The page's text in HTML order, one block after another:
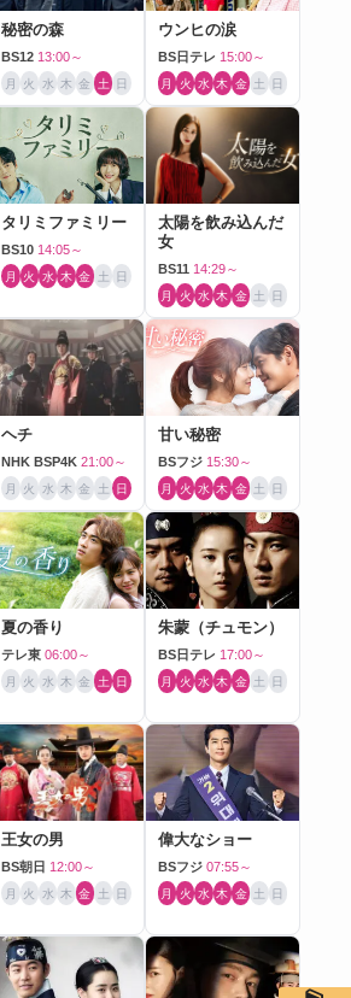
秘密の森
BS12 13:00～
月 火 水 木 金 土 日
ウンヒの涙
BS日テレ 15:00～
月 火 水 木 金 土 日
タリミファミリー
BS10 14:05～
月 火 水 木 金 土 日
太陽を飲み込んだ
女
BS11 14:29～
月 火 水 木 金 土 日
ヘチ
NHK BSP4K 21:00～
月 火 水 木 金 土 日
甘い秘密
BSフジ 15:30～
月 火 水 木 金 土 日
夏の香り
テレ東 06:00～
月 火 水 木 金 土 日
朱蒙（チュモン）
BS日テレ 17:00～
月 火 水 木 金 土 日
王女の男
BS朝日 12:00～
月 火 水 木 金 土 日
偉大なショー
BSフジ 07:55～
月 火 水 木 金 土 日